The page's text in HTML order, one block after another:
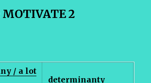
2
/ a lot
determinanty